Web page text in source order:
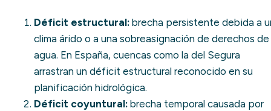
Déficit estructural: brecha persistente debida a
clima árido o a una sobreasignación de derechos de
agua. En España, cuencas como la del Segura
arrastran un déficit estructural reconocido en su
planificación hidrológica.
Déficit coyuntural: brecha temporal causada por